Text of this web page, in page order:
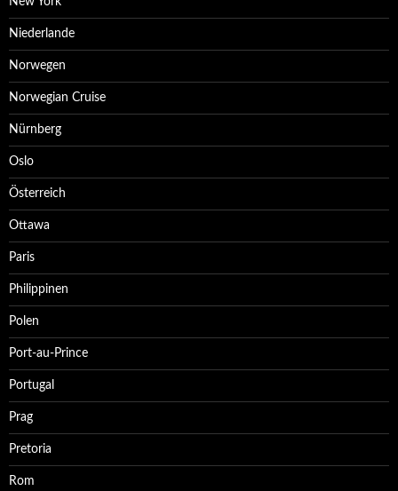
Niederlande
Norwegen
Norwegian Cruise
Nürnberg
Oslo
Österreich
Ottawa
Paris
Philippinen
Polen
Port-au-Prince
Portugal
Prag
Pretoria
Rom